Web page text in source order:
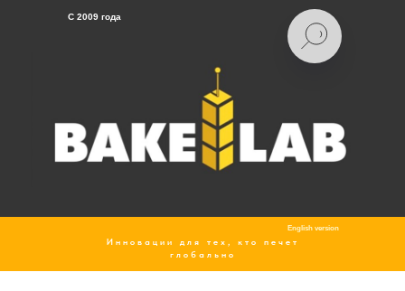
C 2009 года
Инновации для тех, кто печет
глобально
English version